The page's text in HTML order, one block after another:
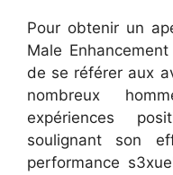
Pour obtenir un
Male
de se référer aux
nombreux
expériences
soulignant son
performance